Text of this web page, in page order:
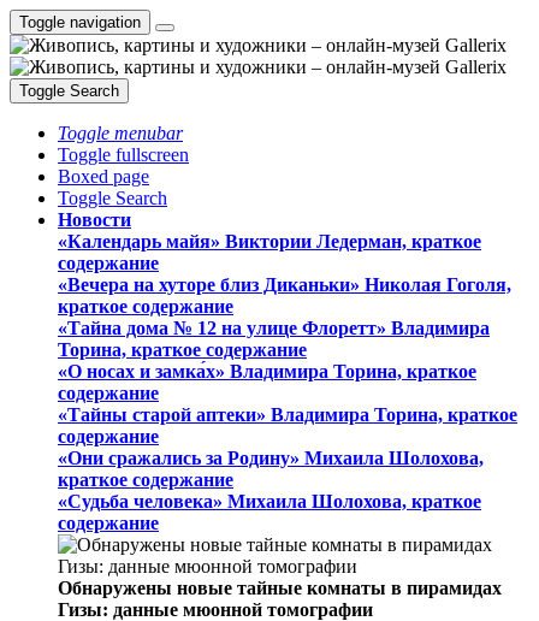
Toggle navigation
Toggle Search
Toggle menubar
Toggle fullscreen
Boxed page
Toggle Search
Новости
«Календарь майя» Виктории Ледерман, краткое
содержание
«Вечера на хуторе близ Диканьки» Николая Гоголя,
краткое содержание
«Тайна дома № 12 на улице Флоретт» Владимира
Торина, краткое содержание
«О носах и замка́х» Владимира Торина, краткое
содержание
«Тайны старой аптеки» Владимира Торина, краткое
содержание
«Они сражались за Родину» Михаила Шолохова,
краткое содержание
«Судьба человека» Михаила Шолохова, краткое
содержание
Обнаружены новые тайные комнаты в пирамидах
Гизы: данные мюонной томографии